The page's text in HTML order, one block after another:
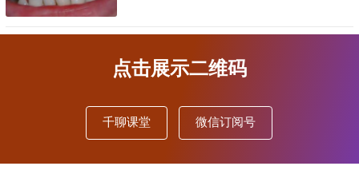
点击展示二维码
千聊课堂 微信订阅号